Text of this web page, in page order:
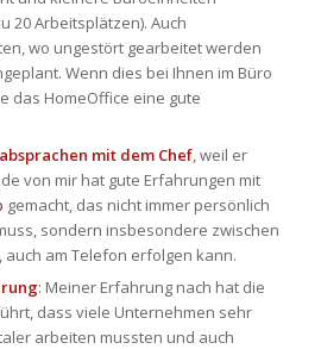
20 Arbeitsplätzen). Auch
wo ungestört gearbeitet werden
Wenn dies bei Ihnen im Büro
das HomeOffice eine gute
mit dem Chef, weil er
von mir hat gute Erfahrungen mit
gemacht, das nicht immer persönlich
sondern insbesondere zwischen
auch am Telefon erfolgen kann.
: Meiner Erfahrung nach hat die
dass viele Unternehmen sehr
arbeiten mussten und auch